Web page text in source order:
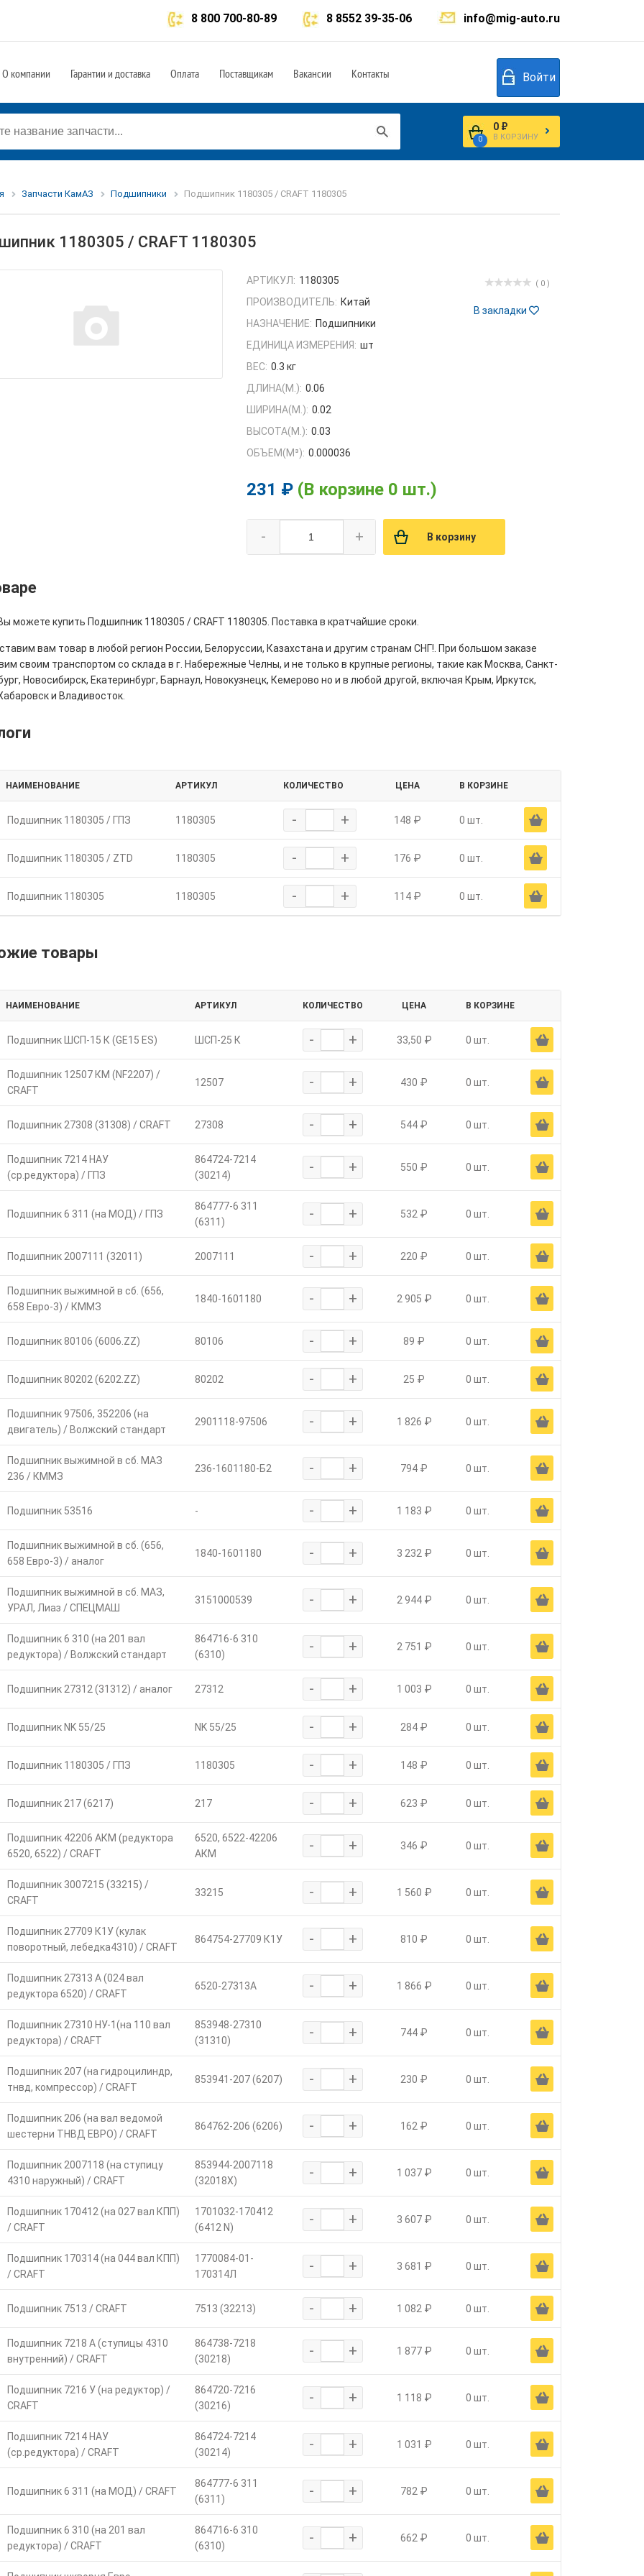
info@mig-auto.ru
8 8552 39-35-06
8 800 700-80-89
О компании Гарантии и доставка Оплата Поставщикам Вакансии Контакты Войти
0
0 ₽
В КОРЗИНУ
Запчасти КамАЗ Подшипники Подшипник 1180305 / CRAFT 1180305
1180305 / CRAFT 1180305
( 0 )
В закладки
АРТИКУЛ: 1180305
ПРОИЗВОДИТЕЛЬ: Китай
НАЗНАЧЕНИЕ: Подшипники
ЕДИНИЦА ИЗМЕРЕНИЯ: шт
ВЕС: 0.3 кг
ДЛИНА(М.): 0.06
ШИРИНА(М.): 0.02
ВЫСОТА(М.): 0.03
ОБЪЕМ(M³): 0.000036
231 ₽ (В корзине 0 шт.)
- + В корзину
можете купить Подшипник 1180305 / CRAFT 1180305. Поставка в кратчайшие сроки.
вам товар в любой регион России, Белоруссии, Казахстана и другим странам СНГ!. При большом заказе
своим транспортом со склада в г. Набережные Челны, и не только в крупные регионы, такие как Москва, Санкт-
Новосибирск, Екатеринбург, Барнаул, Новокузнецк, Кемерово но и в любой другой, включая Крым, Иркутск,
и Владивосток.
НАИМЕНОВАНИЕ АРТИКУЛ КОЛИЧЕСТВО ЦЕНА В КОРЗИНЕ
Подшипник 1180305 / ГПЗ 1180305 - + 148 ₽ 0 шт. Ä
Подшипник 1180305 / ZTD 1180305 - + 176 ₽ 0 шт. Ä
Подшипник 1180305 1180305 - + 114 ₽ 0 шт. Ä
товары
НАИМЕНОВАНИЕ АРТИКУЛ КОЛИЧЕСТВО ЦЕНА В КОРЗИНЕ
Подшипник ШСП-15 К (GE15 ES) ШСП-25 К - + 33,50 ₽ 0 шт. Ä
Подшипник 12507 КМ (NF2207) /
CRAFT
12507 - + 430 ₽ 0 шт. Ä
Подшипник 27308 (31308) / CRAFT 27308 - + 544 ₽ 0 шт. Ä
Подшипник 7214 НАУ
(ср.редуктора) / ГПЗ
864724-7214
(30214)
- + 550 ₽ 0 шт. Ä
Подшипник 6 311 (на МОД) / ГПЗ
864777-6 311
(6311)
- + 532 ₽ 0 шт. Ä
Подшипник 2007111 (32011) 2007111 - + 220 ₽ 0 шт. Ä
Подшипник выжимной в сб. (656,
658 Евро-3) / КММЗ
1840-1601180 - + 2 905 ₽ 0 шт. Ä
Подшипник 80106 (6006.ZZ) 80106 - + 89 ₽ 0 шт. Ä
Подшипник 80202 (6202.ZZ) 80202 - + 25 ₽ 0 шт. Ä
Подшипник 97506, 352206 (на
двигатель) / Волжский стандарт
2901118-97506 - + 1 826 ₽ 0 шт. Ä
Подшипник выжимной в сб. МАЗ
236 / КММЗ
236-1601180-Б2 - + 794 ₽ 0 шт. Ä
Подшипник 53516 - - + 1 183 ₽ 0 шт. Ä
Подшипник выжимной в сб. (656,
658 Евро-3) / аналог
1840-1601180 - + 3 232 ₽ 0 шт. Ä
Подшипник выжимной в сб. МАЗ,
УРАЛ, Лиаз / СПЕЦМАШ
3151000539 - + 2 944 ₽ 0 шт. Ä
Подшипник 6 310 (на 201 вал
редуктора) / Волжский стандарт
864716-6 310
(6310)
- + 2 751 ₽ 0 шт. Ä
Подшипник 27312 (31312) / аналог 27312 - + 1 003 ₽ 0 шт. Ä
Подшипник NK 55/25 NK 55/25 - + 284 ₽ 0 шт. Ä
Подшипник 1180305 / ГПЗ 1180305 - + 148 ₽ 0 шт. Ä
Подшипник 217 (6217) 217 - + 623 ₽ 0 шт. Ä
Подшипник 42206 АКМ (редуктора
6520, 6522) / CRAFT
6520, 6522-42206
АКМ
- + 346 ₽ 0 шт. Ä
Подшипник 3007215 (33215) /
CRAFT
33215 - + 1 560 ₽ 0 шт. Ä
Подшипник 27709 К1У (кулак
поворотный, лебедка4310) / CRAFT
864754-27709 К1У - + 810 ₽ 0 шт. Ä
Подшипник 27313 А (024 вал
редуктора 6520) / CRAFT
6520-27313А - + 1 866 ₽ 0 шт. Ä
Подшипник 27310 НУ-1(на 110 вал
редуктора) / CRAFT
853948-27310
(31310)
- + 744 ₽ 0 шт. Ä
Подшипник 207 (на гидроцилиндр,
тнвд, компрессор) / CRAFT
853941-207 (6207) - + 230 ₽ 0 шт. Ä
Подшипник 206 (на вал ведомой
шестерни ТНВД ЕВРО) / CRAFT
864762-206 (6206) - + 162 ₽ 0 шт. Ä
Подшипник 2007118 (на ступицу
4310 наружный) / CRAFT
853944-2007118
(32018X)
- + 1 037 ₽ 0 шт. Ä
Подшипник 170412 (на 027 вал КПП)
/ CRAFT
1701032-170412
(6412 N)
- + 3 607 ₽ 0 шт. Ä
Подшипник 170314 (на 044 вал КПП)
/ CRAFT
1770084-01-
170314Л
- + 3 681 ₽ 0 шт. Ä
Подшипник 7513 / CRAFT 7513 (32213) - + 1 082 ₽ 0 шт. Ä
Подшипник 7218 А (ступицы 4310
внутренний) / CRAFT
864738-7218
(30218)
- + 1 877 ₽ 0 шт. Ä
Подшипник 7216 У (на редуктор) /
CRAFT
864720-7216
(30216)
- + 1 118 ₽ 0 шт. Ä
Подшипник 7214 НАУ
(ср.редуктора) / CRAFT
864724-7214
(30214)
- + 1 031 ₽ 0 шт. Ä
Подшипник 6 311 (на МОД) / CRAFT
864777-6 311
(6311)
- + 782 ₽ 0 шт. Ä
Подшипник 6 310 (на 201 вал
редуктора) / CRAFT
864716-6 310
(6310)
- + 662 ₽ 0 шт. Ä